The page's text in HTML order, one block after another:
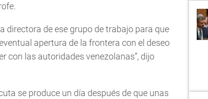
directora de ese grupo de trabajo para que
apertura de la frontera con el deseo
con las autoridades venezolanas”, dijo
se produce un día después de que unas